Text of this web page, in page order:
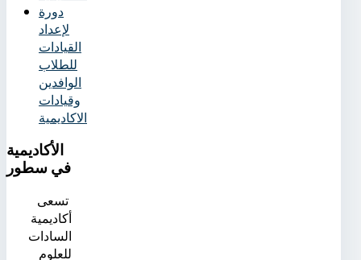
دورة
لإعداد
القيادات
للطلاب
الوافدين
وقيادات
الاكاديمية
الأكاديمية
في سطور
تسعى
أكاديمية
السادات
للعلوم